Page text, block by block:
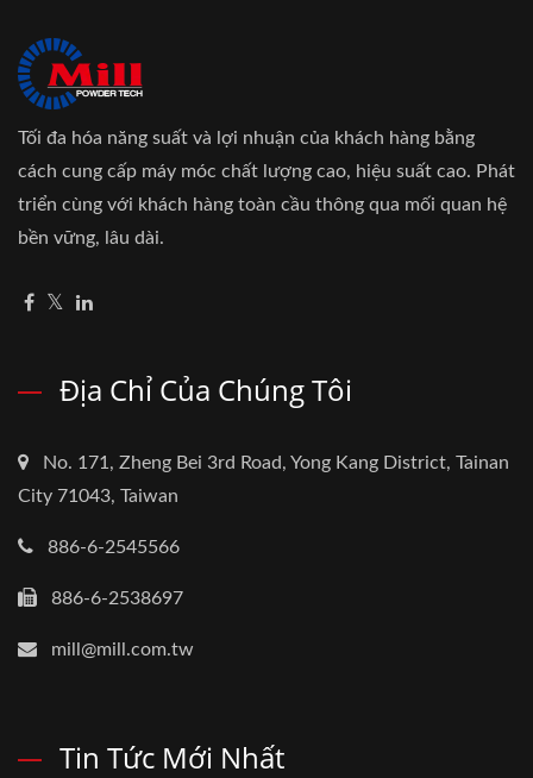
Tối đa hóa năng suất và lợi nhuận của khách hàng bằng
cách cung cấp máy móc chất lượng cao, hiệu suất cao. Phát
triển cùng với khách hàng toàn cầu thông qua mối quan hệ
bền vững, lâu dài.
Địa Chỉ Của Chúng Tôi
No. 171, Zheng Bei 3rd Road, Yong Kang District, Tainan
City 71043, Taiwan
886-6-2545566
886-6-2538697
mill@mill.com.tw
Tin Tức Mới Nhất